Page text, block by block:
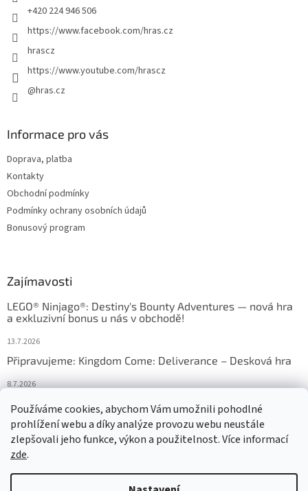
Používáme cookies, abychom Vám umožnili pohodlné
prohlížení webu a díky analýze provozu webu neustále
zlepšovali jeho funkce, výkon a použitelnost. Více informací
zde.
+420 224 946 506
https://www.facebook.com/hras.cz
hrascz
https://www.youtube.com/hrascz
@hras.cz
Informace pro vás
Doprava, platba
Kontakty
Obchodní podmínky
Podmínky ochrany osobních údajů
Bonusový program
Zajímavosti
LEGO® Ninjago®: Destiny's Bounty Adventures — nová hra
a exkluzivní bonus u nás v obchodě!
13.7.2026
Připravujeme: Kingdom Come: Deliverance – Desková hra
8.7.2026
Nejlepší deskové hry: výběr, který frčí v celém Česku
18.6.2026